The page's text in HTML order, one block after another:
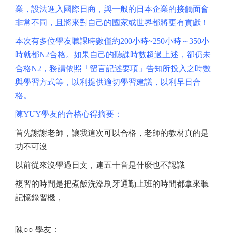
業，設法進入國際日商，與一般的日本企業的接觸面會
非常不同，且將來對自己的國家或世界都將更有貢獻！
本次有多位學友聽課時數僅約200小時~250小時～350小
時就都N2合格。如果自己的聽課時數超過上述，卻仍未
合格N2，務請依照「留言記述要項」告知所投入之時數
與學習方式等，以利提供適切學習建議，以利早日合
格。
陳YUY學友的合格心得摘要：
首先謝謝老師，讓我這次可以合格，老師的教材真的是
功不可沒
以前從來沒學過日文，連五十音是什麼也不認識
複習的時間是把煮飯洗澡刷牙通勤上班的時間都拿來聽
記憶錄習機，
陳○○ 學友：